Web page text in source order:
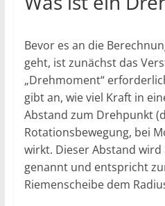
Bevor es an die
geht, ist zunächst das
„Drehmoment“
gibt an, wie viel Kraft in
Abstand zum Drehpunkt
Rotationsbewegung, bei
wirkt. Dieser Abstand
genannt und entspricht
Riemenscheibe dem